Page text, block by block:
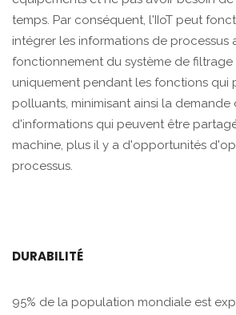
temps. Par conséquent, l'IIoT peut
intégrer les informations de processus
fonctionnement du système de
uniquement pendant les fonctions qui
polluants, minimisant ainsi la demande
d'informations qui peuvent être
machine, plus il y a d'opportunités
processus.
DURABILITÉ
95% de la population mondiale est